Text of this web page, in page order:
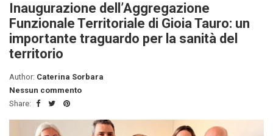
Inaugurazione dell’Aggregazione
Funzionale Territoriale di Gioia Tauro: un
importante traguardo per la sanità del
territorio
Author: Caterina Sorbara
Nessun commento
Share: